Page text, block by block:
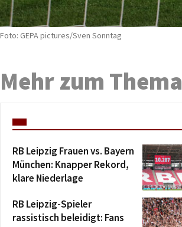
Foto: GEPA pictures/Sven Sonntag
Mehr zum Thema
RB Leipzig Frauen vs. Bayern
München: Knapper Rekord,
klare Niederlage
RB Leipzig-Spieler
rassistisch beleidigt: Fans